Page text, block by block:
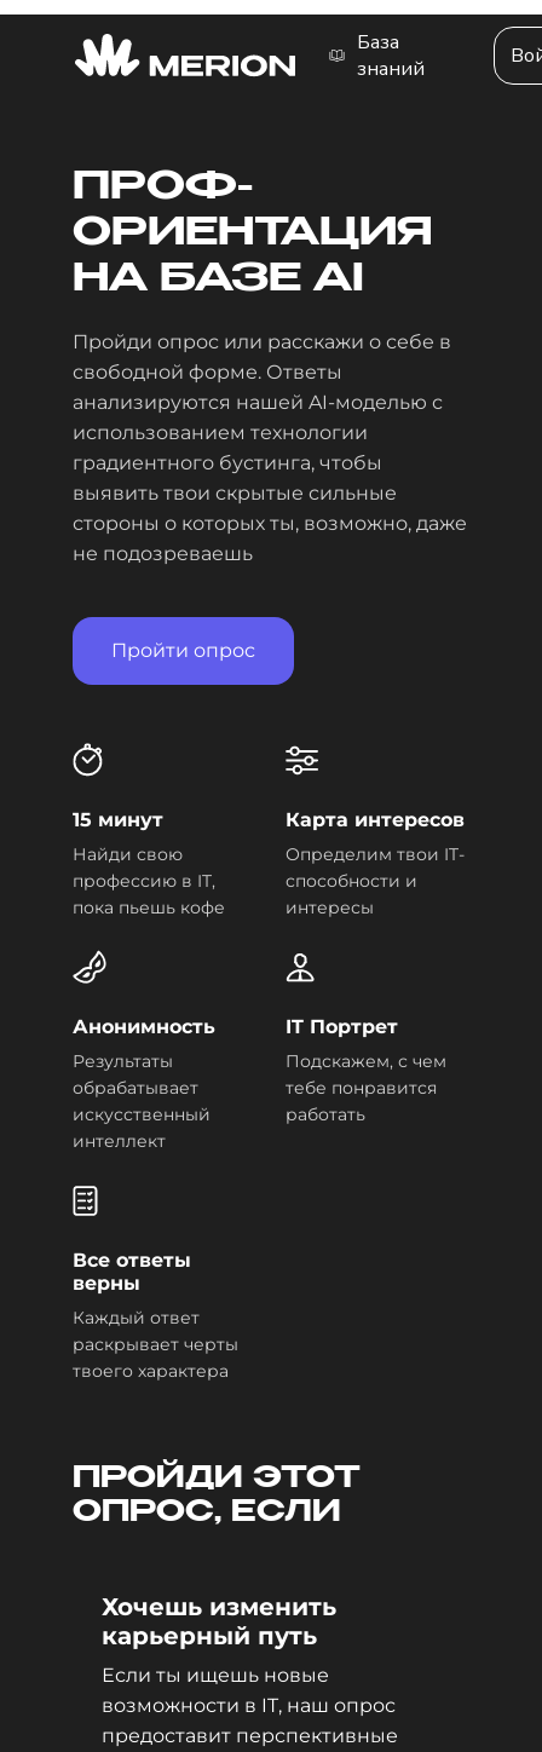
База
знаний
ПРОФ-
ОРИЕНТАЦИЯ
НА БАЗЕ AI
Пройди опрос или расскажи о себе в
свободной форме. Ответы
анализируются нашей AI-моделью с
использованием технологии
градиентного бустинга, чтобы
выявить твои скрытые сильные
стороны о которых ты, возможно, даже
не подозреваешь
Пройти опрос
15 минут
Найди свою
профессию в IT,
пока пьешь кофе
Карта интересов
Определим твои IT-
способности и
интересы
IT Портрет
Подскажем, с чем
тебе понравится
работать
Анонимность
Результаты
обрабатывает
искусственный
интеллект
Все ответы
верны
Каждый ответ
раскрывает черты
твоего характера
ПРОЙДИ ЭТОТ
ОПРОС, ЕСЛИ
Хочешь изменить
карьерный путь
Если ты ищешь новые
возможности в IT, наш опрос
предоставит перспективные